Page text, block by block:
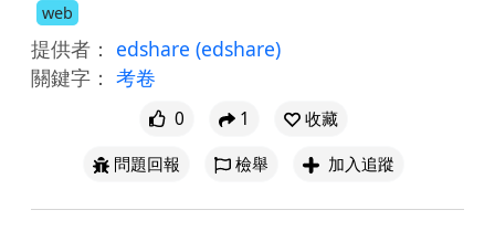
web
提供者： edshare (edshare)
關鍵字： 考卷
0 1
收藏
問題回報
檢舉 加入追蹤